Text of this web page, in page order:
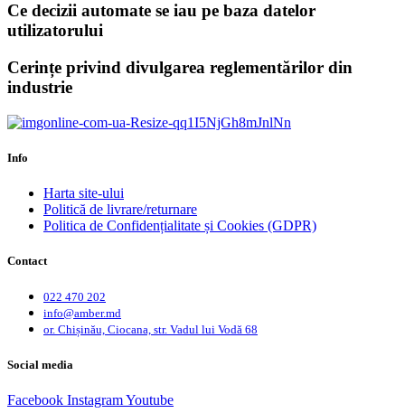
Ce decizii automate se iau pe baza datelor
utilizatorului
Cerințe privind divulgarea reglementărilor din
industrie
Info
Harta site-ului
Politică de livrare/returnare
Politica de Confidențialitate și Cookies (GDPR)
Contact
022 470 202
info@amber.md
or. Chișinău, Ciocana, str. Vadul lui Vodă 68
Social media
Facebook InstagramYoutube